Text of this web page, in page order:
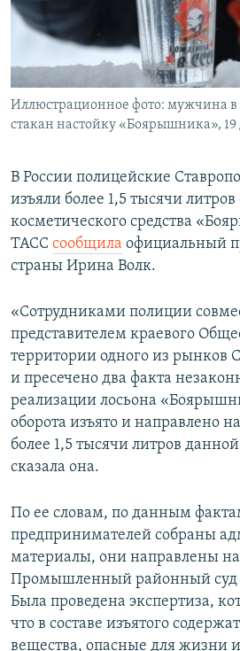
ПОБЕДИТЕЛЕЙ НЕ СУДЯТ?
КРЫМ.НЕПОКОРЕННЫЙ
УКРАИНСКАЯ ПРОБЛЕМА КРЫМА
ПРИСОЕДИНЯЙТЕСЬ!
Все сайты RFE/RL
Иллюстрационное фото: мужчина в
стакан настойку «Боярышника», 19
В России полицейские
изъяли более 1,5 тысячи
косметического средства
ТАСС сообщила официальный
страны Ирина Волк.
«Сотрудниками полиции
представителем краевого
территории одного из рынков
и пресечено два факта
реализации лосьона
оборота изъято и направлено
более 1,5 тысячи литров
сказала она.
По ее словам, по данным
предпринимателей собраны
материалы, они направлены
Промышленный районный суд
Была проведена экспертиза,
что в составе изъятого
вещества, опасные для жизни и